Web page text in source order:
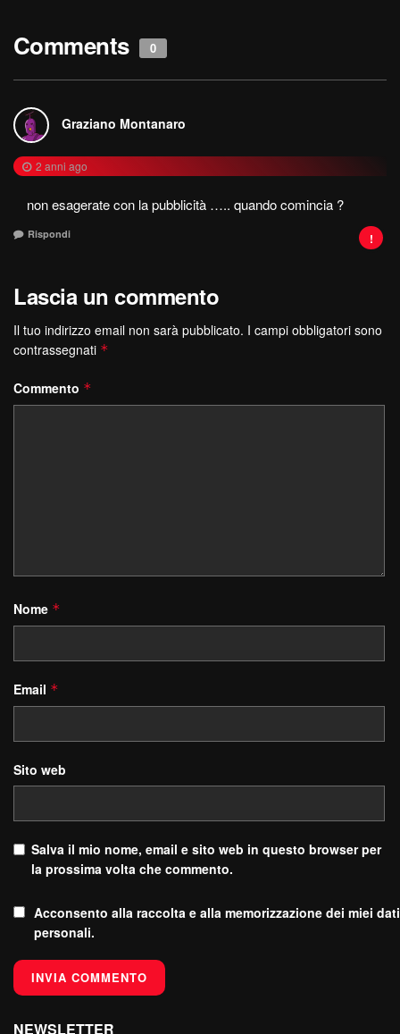
Comments 0
Graziano Montanaro
2 anni ago
non esagerate con la pubblicità ….. quando comincia ?
Rispondi
Lascia un commento
Il tuo indirizzo email non sarà pubblicato. I campi obbligatori sono
contrassegnati *
Commento *
Nome *
Email *
Sito web
Salva il mio nome, email e sito web in questo browser per
la prossima volta che commento.
Acconsento alla raccolta e alla memorizzazione dei miei dati
personali.
NEWSLETTER